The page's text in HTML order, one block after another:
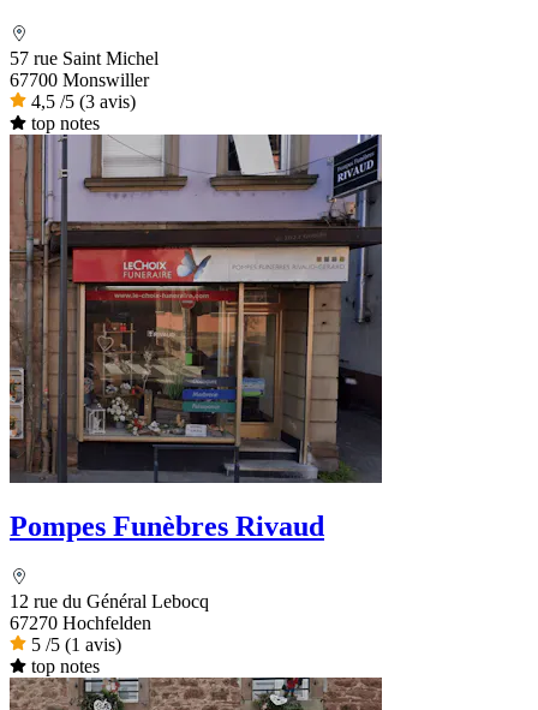
57 rue Saint Michel
67700 Monswiller
4,5 /5 (3 avis)
top notes
Pompes Funèbres Rivaud
12 rue du Général Lebocq
67270 Hochfelden
5 /5 (1 avis)
top notes